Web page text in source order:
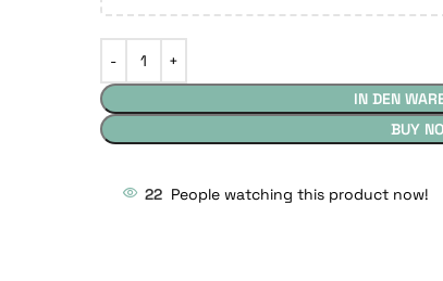
IN DEN
BUY
22 People watching this product now!